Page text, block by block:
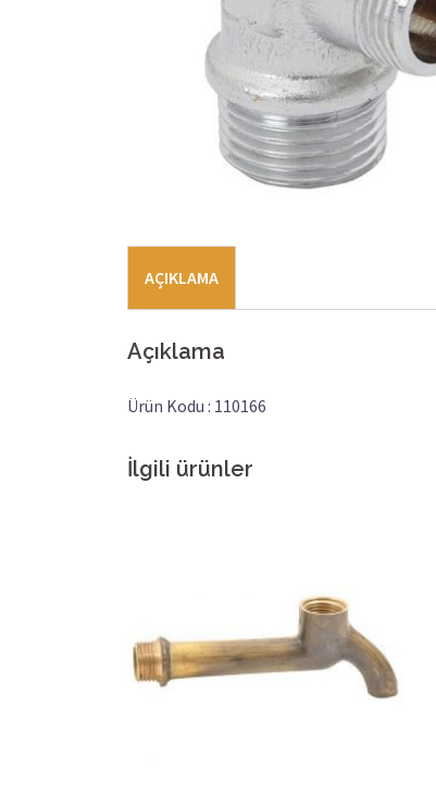
AÇIKLAMA
Açıklama
Ürün Kodu : 110166
İlgili ürünler